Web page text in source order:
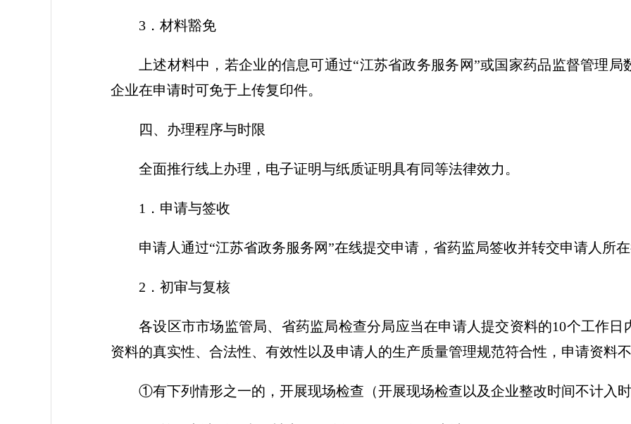
3．材料豁免
上述材料中，若企业的信息可通过“江苏省政务服务网”或国家药品监督管理
企业在申请时可免于上传复印件。
四、办理程序与时限
全面推行线上办理，电子证明与纸质证明具有同等法律效力。
1．申请与签收
申请人通过“江苏省政务服务网”在线提交申请，省药监局签收并转交申请人所
2．初审与复核
各设区市市场监管局、省药监局检查分局应当在申请人提交资料的10个工作
资料的真实性、合法性、有效性以及申请人的生产质量管理规范符合性，申请资料
①有下列情形之一的，开展现场检查（开展现场检查以及企业整改时间不计入